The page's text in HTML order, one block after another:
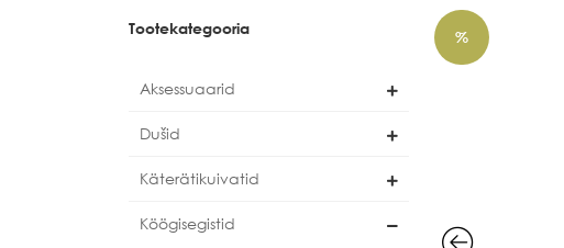
Tootekategooria
Aksessuaarid
Dušid
Käterätikuivatid
Köögisegistid
%